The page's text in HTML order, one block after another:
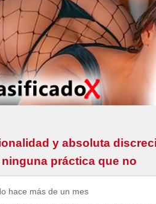
y absoluta
práctica que no
hace más de un mes